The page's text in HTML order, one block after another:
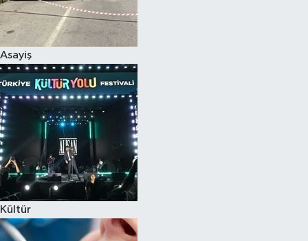
Asayiş
Kültür